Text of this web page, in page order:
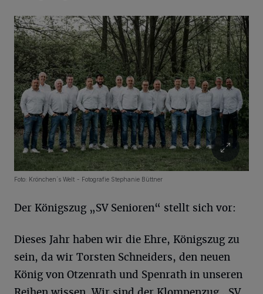
Foto: Krönchen´s Welt - Fotografie Stephanie Büttner
Der Königszug „SV Senioren“ stellt sich vor:
Dieses Jahr haben wir die Ehre, Königszug zu
sein, da wir Torsten Schneiders, den neuen
König von Otzenrath und Spenrath in unseren